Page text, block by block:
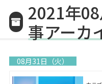
2021年
事アーカ
08月31日（火）